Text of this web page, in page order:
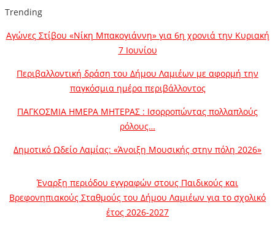
Trending
Αγώνες Στίβου «Νίκη Μπακογιάννη» για 6η χρονιά την Κυριακή
7 Ιουνίου
Περιβαλλοντική δράση του Δήμου Λαμιέων με αφορμή την
παγκόσμια ημέρα περιβάλλοντος
ΠΑΓΚΟΣΜΙΑ ΗΜΕΡΑ ΜΗΤΕΡΑΣ : Ισορροπώντας πολλαπλούς
ρόλους…
Δημοτικό Ωδείο Λαμίας: «Άνοιξη Μουσικής στην πόλη 2026»
Έναρξη περιόδου εγγραφών στους Παιδικούς και
Βρεφονηπιακούς Σταθμούς του Δήμου Λαμιέων για το σχολικό
έτος 2026-2027